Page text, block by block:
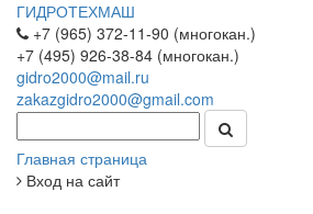
ГИДРОТЕХМАШ
+7 (965) 372-11-90 (многокан.)
+7 (495) 926-38-84 (многокан.)
gidro2000@mail.ru
zakazgidro2000@gmail.com
Главная страница
Вход на сайт